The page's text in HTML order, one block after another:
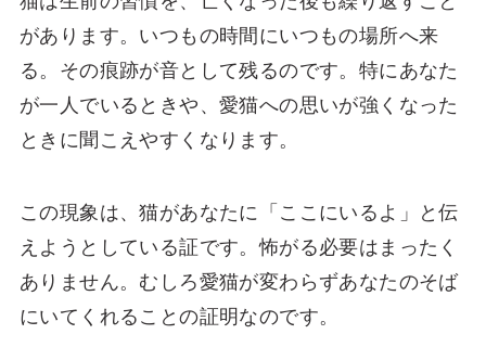
があります。いつもの時間にいつもの場所へ来
る。その痕跡が音として残るのです。特にあなた
が一人でいるときや、愛猫への思いが強くなった
ときに聞こえやすくなります。
この現象は、猫があなたに「ここにいるよ」と伝
えようとしている証です。怖がる必要はまったく
ありません。むしろ愛猫が変わらずあなたのそば
にいてくれることの証明なのです。